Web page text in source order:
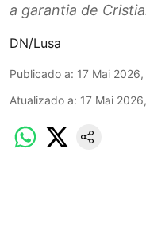
a garantia de
DN/Lusa
Publicado a: 17 Mai
Atualizado a: 17 Mai